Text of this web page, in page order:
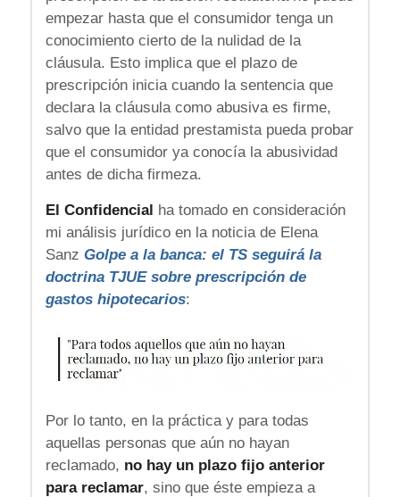
empezar hasta que el consumidor tenga un
conocimiento cierto de la nulidad de la
cláusula. Esto implica que el plazo de
prescripción inicia cuando la sentencia que
declara la cláusula como abusiva es firme,
salvo que la entidad prestamista pueda probar
que el consumidor ya conocía la abusividad
antes de dicha firmeza.
El Confidencial ha tomado en consideración
mi análisis jurídico en la noticia de Elena
Sanz Golpe a la banca: el TS seguirá la
doctrina TJUE sobre prescripción de
gastos hipotecarios:
Por lo tanto, en la práctica y para todas
aquellas personas que aún no hayan
reclamado, no hay un plazo fijo anterior
para reclamar, sino que éste empieza a